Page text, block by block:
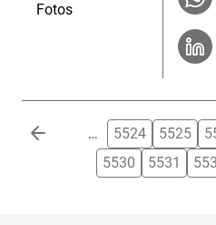
Fotos
Paginación … 5524 5525
5530
5531